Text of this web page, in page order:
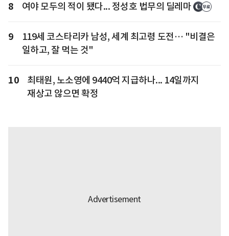
8 여야 모두의 적이 됐다... 정성호 법무의 딜레마
9
119세 코스타리카 남성, 세계 최고령 도전… "비결은
일하고, 잘 먹는 것"
10
최태원, 노소영에 9440억 지급하나... 14일까지
재상고 않으면 확정